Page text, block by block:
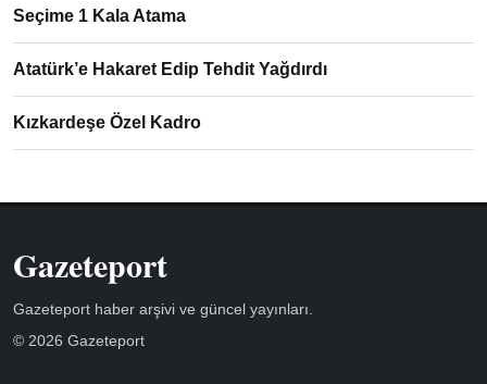
Seçime 1 Kala Atama
Atatürk’e Hakaret Edip Tehdit Yağdırdı
Kızkardeşe Özel Kadro
Gazeteport
Gazeteport haber arşivi ve güncel yayınları.
© 2026 Gazeteport